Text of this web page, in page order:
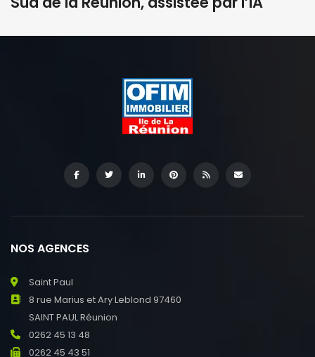
NOS AGENCES
Saint Paul
8 rue Marius et Ary Leblond 97460
SAINT PAUL Réunion
0262 45 13 48
0262 45 43 51